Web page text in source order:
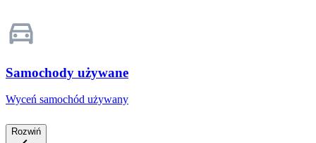
Samochody używane
Wyceń samochód używany
Rozwiń